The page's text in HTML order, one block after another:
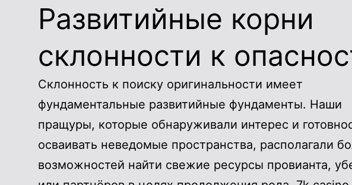
Развитийные корни
склонности к
Склонность к поиску оригинальности имеет
фундаментальные развитийные фундаменты. Наши
пращуры, которые обнаруживали интерес и
осваивать неведомые пространства, располагали
возможностей найти свежие ресурсы провианта,